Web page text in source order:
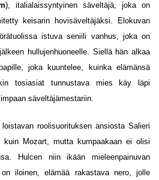
), italialaissyntyinen säveltäjä, joka on
keisarin hovisäveltäjäksi. Elokuvan
istuva seniili vanhus, joka on
hullujenhuoneelle. Siellä hän alkaa
joka kuuntelee, kuinka elämänsä
tosiasiat tunnustava mies käy läpi
säveltäjämestariin.
roolisuorituksen ansiosta Salieri
kuin Mozart, mutta kumpaakaan ei olisi
Hulcen niin ikään mieleenpainuvan
iloinen, elämää rakastava nero, jolle